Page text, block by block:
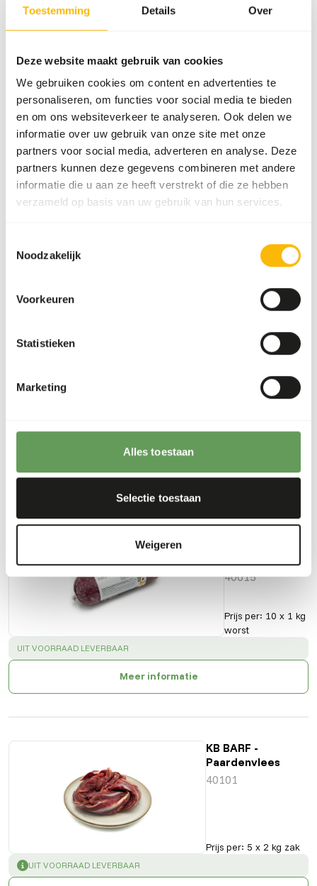
Toestemming Details Over
Deze website maakt gebruik van cookies
We gebruiken cookies om content en advertenties te
personaliseren, om functies voor social media te bieden
en om ons websiteverkeer te analyseren. Ook delen we
informatie over uw gebruik van onze site met onze
partners voor social media, adverteren en analyse. Deze
partners kunnen deze gegevens combineren met andere
informatie die u aan ze heeft verstrekt of die ze hebben
verzameld op basis van uw gebruik van hun services.
Noodzakelijk
Voorkeuren
Statistieken
Marketing
Alles toestaan
Selectie toestaan
Weigeren
Over dit product
100% puur paardenvlees, fijn gemalen op 8 mm.
Paardenvlees behoort tot de categorie rood vlees en bevat
van nature relatief veel ijzer, natrium en vitamine B12. Als
aanvullende voeding is het uitermate geschikt voor een
zelf samengesteld BARFâ€?menu, in combinatie met
organen, bevleesd bot en ander spiervlees.
Eiwit
0,01%
Vezelgehalte
166
diervoeder. Houd daarom de hygiënevoorschriften in acht,
ziewww.feed-raw-right.eu
Ook interessant
KB BARF -
40015
Prijs per: 10 x 1 kg
worst
SUCCESS:
UIT VOORRAAD LEVERBAAR
Meer informatie
KB BARF -
Paardenvlees
40101
Prijs per: 5 x 2 kg zak
SUCCESS:
UIT VOORRAAD LEVERBAAR